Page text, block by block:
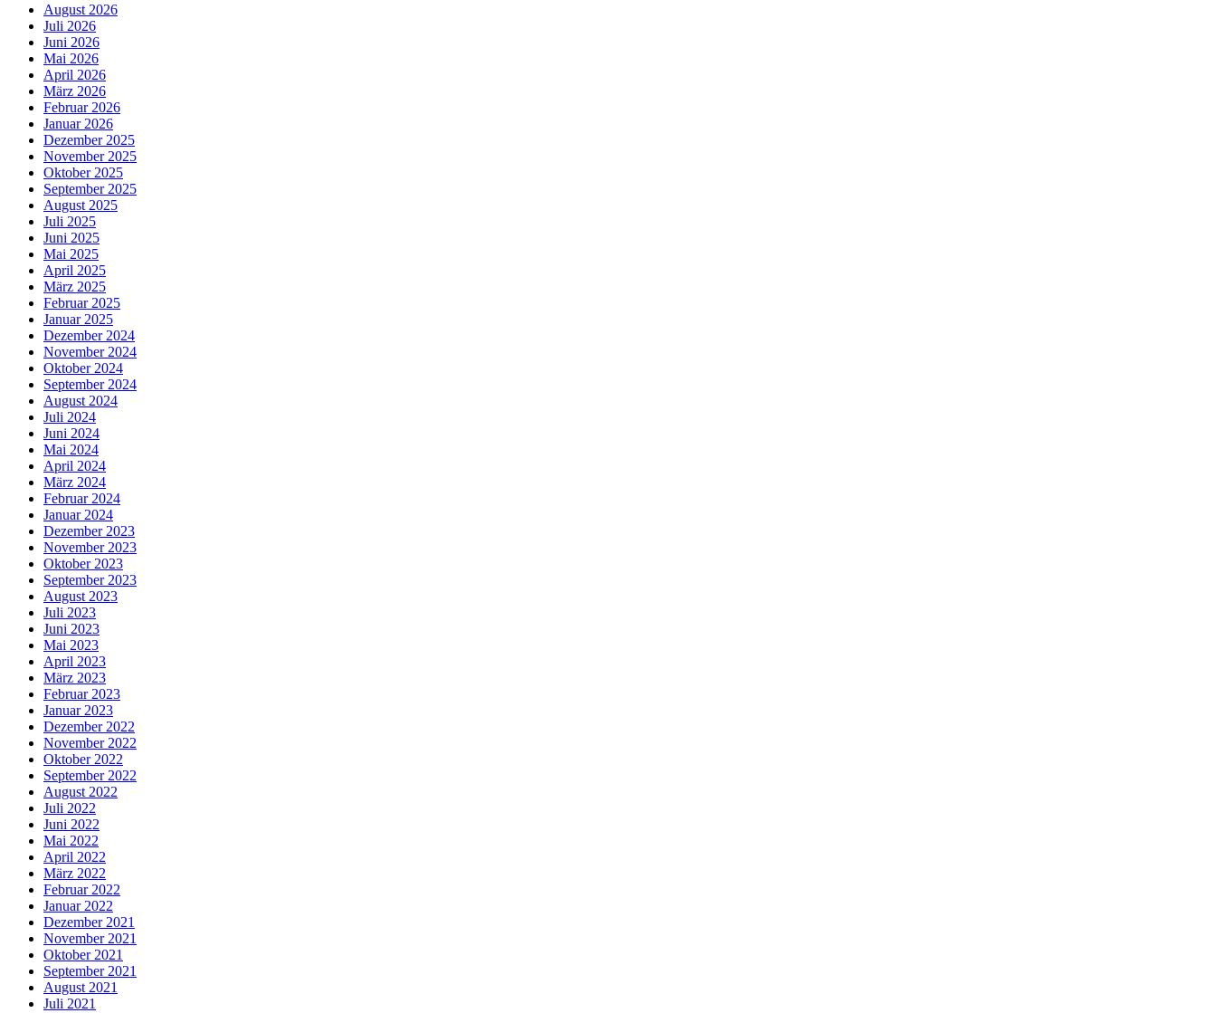
August 2026
Juli 2026
Juni 2026
Mai 2026
April 2026
März 2026
Februar 2026
Januar 2026
Dezember 2025
November 2025
Oktober 2025
September 2025
August 2025
Juli 2025
Juni 2025
Mai 2025
April 2025
März 2025
Februar 2025
Januar 2025
Dezember 2024
November 2024
Oktober 2024
September 2024
August 2024
Juli 2024
Juni 2024
Mai 2024
April 2024
März 2024
Februar 2024
Januar 2024
Dezember 2023
November 2023
Oktober 2023
September 2023
August 2023
Juli 2023
Juni 2023
Mai 2023
April 2023
März 2023
Februar 2023
Januar 2023
Dezember 2022
November 2022
Oktober 2022
September 2022
August 2022
Juli 2022
Juni 2022
Mai 2022
April 2022
März 2022
Februar 2022
Januar 2022
Dezember 2021
November 2021
Oktober 2021
September 2021
August 2021
Juli 2021